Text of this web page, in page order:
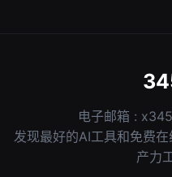
电子邮箱 :
发现最好的AI工具和免费
产力